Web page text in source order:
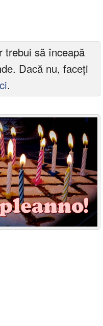
te
trebui să înceapă
Dacă nu, faceți
.